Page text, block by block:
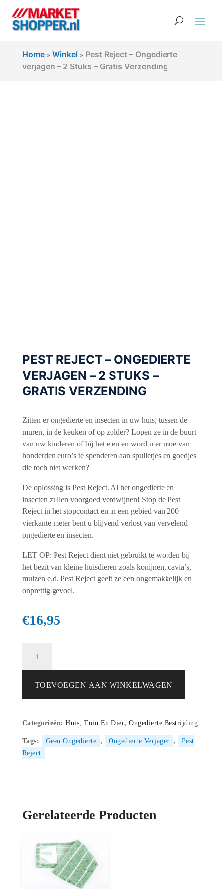
Home» Winkel » Pest Reject – Ongedierte
verjagen – 2 Stuks – Gratis Verzending
PEST REJECT – ONGEDIERTE
VERJAGEN – 2 STUKS –
GRATIS VERZENDING
Zitten er ongedierte en insecten in uw huis, tussen de
muren, in de keuken of op zolder? Lopen ze in de buurt
van uw kinderen of bij het eten en word u er moe van
honderden euro’s te spenderen aan spulletjes en goedjes
die toch niet werken?
De oplossing is Pest Reject. Al het ongedierte en
insecten zullen voorgoed verdwijnen! Stop de Pest
Reject in het stopcontact en in een gebied van 200
vierkante meter bent u blijvend verlost van vervelend
ongedierte en insecten.
LET OP: Pest Reject dient niet gebruikt te worden bij
het bezit van kleine huisdieren zoals konijnen, cavia’s,
muizen e.d. Pest Reject geeft ze een ongemakkelijk en
onprettig gevoel.
€16,95
Reject
-
Ongedierte
Stuks
-
Gratis
TOEVOEGEN AAN WINKELWAGEN
Categorieën:Huis, Tuin En Dier,Ongedierte Bestrijding
Tags: Geen Ongedierte , Ongedierte Verjager ,
Pest
Reject
Gerelateerde Producten